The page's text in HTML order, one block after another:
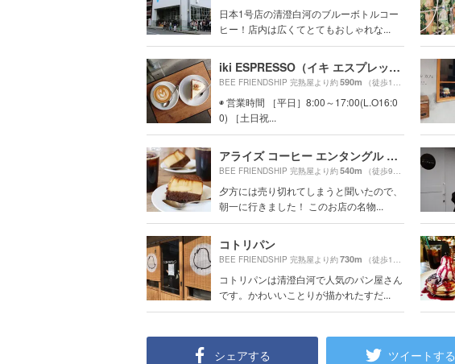
日本1号店の清澄白河のブルーボトルコー
ヒー！店内は広くてとてもおしゃれな...
iki ESPRESSO（イキ エスプレッソ）
BEE FRIENDSHIP 完熟屋より約590m （徒歩10分）
◉ 営業時間 ［平日］8:00～17:00(L.O16:0
0) ［土日祝...
アライズ コーヒー エンタングル （ARiSE Coffee Entangle）
BEE FRIENDSHIP 完熟屋より約540m （徒歩9分）
夕方には売り切れてしまうと聞いたので、
朝一に行きました！ このお店の名物...
コトリパン
BEE FRIENDSHIP 完熟屋より約730m （徒歩13分）
コトリパンは清澄白河で人気のパン屋さん
です。かわいいことりが描かれたすだ...
シェアする ツイートする